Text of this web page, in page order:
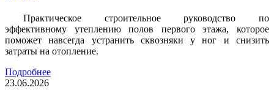
Практическое строительное руководство по
эффективному утеплению полов первого этажа, которое
поможет навсегда устранить сквозняки у ног и снизить
затраты на отопление.
Подробнее
23.06.2026